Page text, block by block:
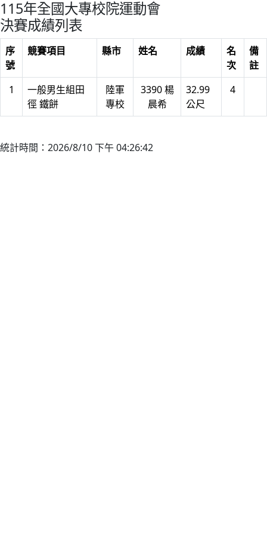
115年全國大專校院運動會
決賽成績列表
序
號
競賽項目 縣市 姓名 成績
名
次
備
註
1
一般男生組田
徑 鐵餅
陸軍
專校
3390 楊
晨希
32.99
公尺
4
統計時間：2026/8/10 下午 04:26:42